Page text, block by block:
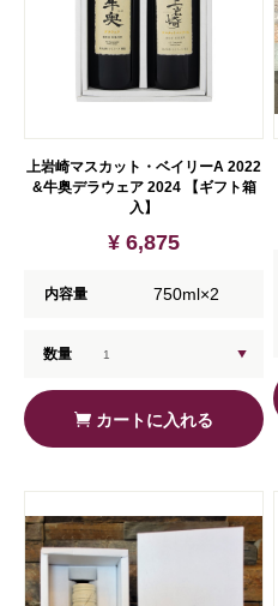
上岩崎マスカット・ベイリーA 2022
&牛奥デラウェア 2024 【ギフト箱
入】
¥ 6,875
内容量 750ml×2
数量
カートに入れる